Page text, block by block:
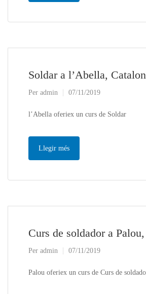
Soldar a l’Abella,
Per admin 07/11/2019
l’Abella oferiex un curs de Soldar
Llegir més
Curs de soldador a
Per admin 07/11/2019
Palou oferiex un curs de Curs de